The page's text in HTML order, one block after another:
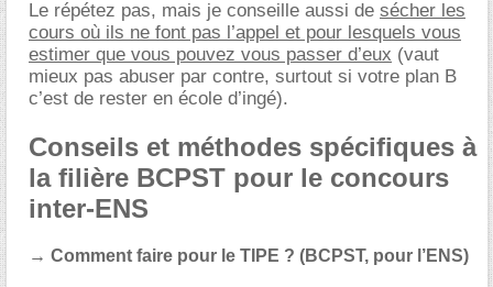
Le répétez pas, mais je conseille aussi de sécher les
cours où ils ne font pas l’appel et pour lesquels vous
estimer que vous pouvez vous passer d’eux (vaut
mieux pas abuser par contre, surtout si votre plan B
c’est de rester en école d’ingé).
Conseils et méthodes spécifiques à
la filière BCPST pour le concours
inter-ENS
→ Comment faire pour le TIPE ? (BCPST, pour l’ENS)